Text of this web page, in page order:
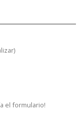
)
el formulario!